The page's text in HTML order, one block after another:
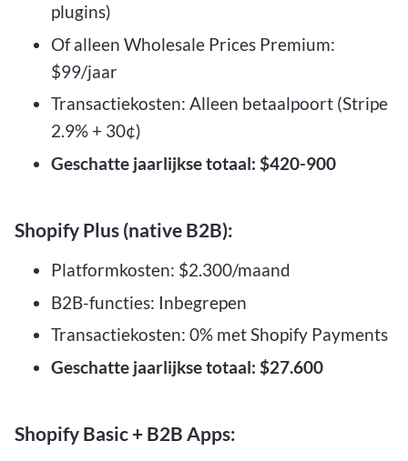
plugins)
Of alleen Wholesale Prices Premium:
$99/jaar
Transactiekosten: Alleen betaalpoort (Stripe
2.9% + 30¢)
Geschatte jaarlijkse totaal: $420-900
Shopify Plus (native B2B):
Platformkosten: $2.300/maand
B2B-functies: Inbegrepen
Transactiekosten: 0% met Shopify Payments
Geschatte jaarlijkse totaal: $27.600
Shopify Basic + B2B Apps: